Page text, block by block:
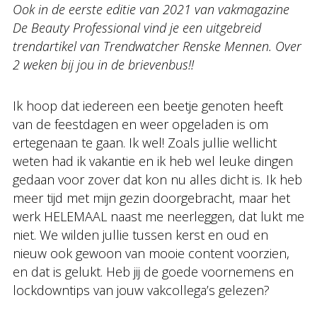
Ook in de eerste editie van 2021 van vakmagazine
De Beauty Professional vind je een uitgebreid
trendartikel van Trendwatcher Renske Mennen. Over
2 weken bij jou in de brievenbus!!
Ik hoop dat iedereen een beetje genoten heeft
van de feestdagen en weer opgeladen is om
ertegenaan te gaan. Ik wel! Zoals jullie wellicht
weten had ik vakantie en ik heb wel leuke dingen
gedaan voor zover dat kon nu alles dicht is. Ik heb
meer tijd met mijn gezin doorgebracht, maar het
werk HELEMAAL naast me neerleggen, dat lukt me
niet. We wilden jullie tussen kerst en oud en
nieuw ook gewoon van mooie content voorzien,
en dat is gelukt. Heb jij de goede voornemens en
lockdowntips van jouw vakcollega’s gelezen?